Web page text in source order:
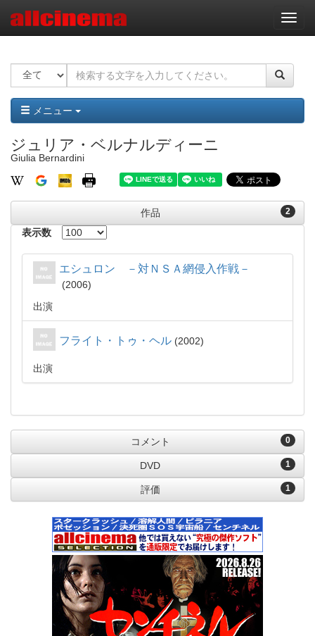
ナ
ビ
ー
ョ
ン
メニュー
ジュリア・ベルナルディーニ
Giulia Bernardini
2
作品
表示数
エシュロン －対ＮＳＡ網侵入作戦－
2006
出演
フライト・トゥ・ヘル 2002
出演
0
コメント
1
DVD
1
評価